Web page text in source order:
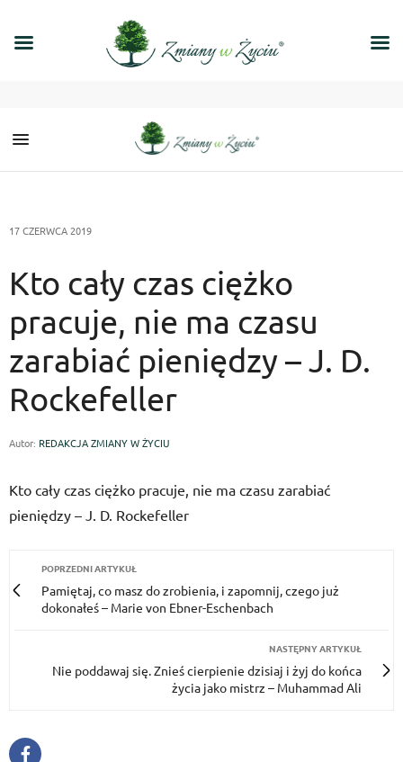
17 CZERWCA 2019
Kto cały czas ciężko
pracuje, nie ma czasu
zarabiać pieniędzy – J. D.
Rockefeller
Autor: REDAKCJA ZMIANY W ŻYCIU
Kto cały czas ciężko pracuje, nie ma czasu zarabiać
pieniędzy – J. D. Rockefeller
POPRZEDNI ARTYKUŁ
Pamiętaj, co masz do zrobienia, i zapomnij, czego już
dokonałeś – Marie von Ebner-Eschenbach
NASTĘPNY ARTYKUŁ
Nie poddawaj się. Znieś cierpienie dzisiaj i żyj do końca
życia jako mistrz – Muhammad Ali